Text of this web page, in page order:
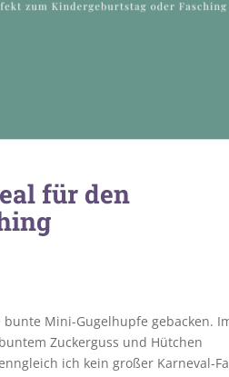
für den
Mini-Gugelhupfe gebacken.
Zuckerguss und Hütchen
ich kein großer Karneval-